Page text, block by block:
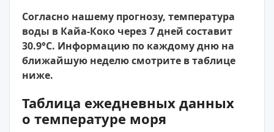
Согласно нашему прогнозу, температура
воды в Кайа-Коко через 7 дней составит
30.9°C. Информацию по каждому дню на
ближайшую неделю смотрите в таблице
ниже.
Таблица ежедневных данных
о температуре моря